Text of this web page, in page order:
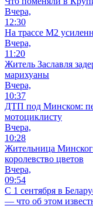
Вчера,
12:30
На трассе М2
Вчера,
11:20
Житель Заславля
марихуаны
Вчера,
10:37
ДТП под Минском:
мотоциклисту
Вчера,
10:28
Жительница
королевство цветов
Вчера,
09:54
С 1 сентября в
— что об этом